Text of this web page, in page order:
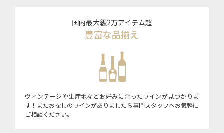
国内最大級2万アイテム超
豊富な品揃え
ヴィンテージや生産地などお好みに合ったワインが見つかりま
す！またお探しのワインがありましたら専門スタッフへお気軽に
ご相談ください。